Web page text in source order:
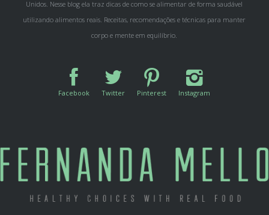
corpo e mente em equilíbrio.
Facebook Twitter Pinterest Instagram